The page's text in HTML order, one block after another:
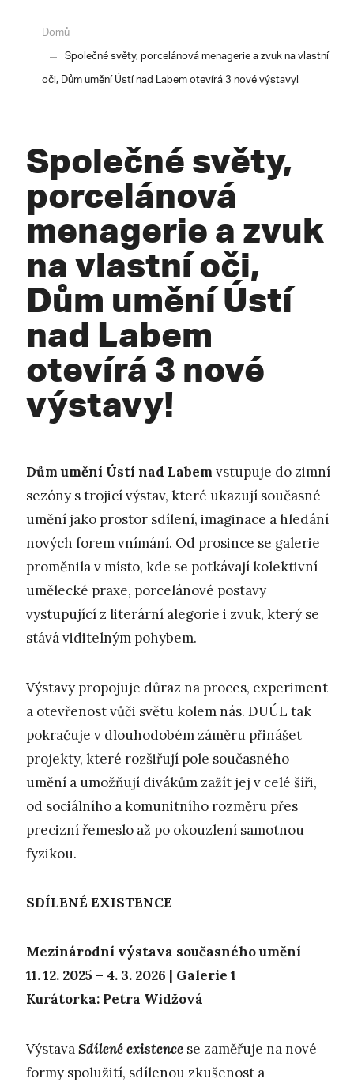
Domů
Společné světy, porcelánová menagerie a zvuk na vlastní
oči, Dům umění Ústí nad Labem otevírá 3 nové výstavy!
Společné světy,
porcelánová
menagerie a zvuk
na vlastní oči,
Dům umění Ústí
nad Labem
otevírá 3 nové
výstavy!
Dům umění Ústí nad Labem vstupuje do zimní
sezóny s trojicí výstav, které ukazují současné
umění jako prostor sdílení, imaginace a hledání
nových forem vnímání. Od prosince se galerie
proměnila v místo, kde se potkávají kolektivní
umělecké praxe, porcelánové postavy
vystupující z literární alegorie i zvuk, který se
stává viditelným pohybem.
Výstavy propojuje důraz na proces, experiment
a otevřenost vůči světu kolem nás. DUÚL tak
pokračuje v dlouhodobém záměru přinášet
projekty, které rozšiřují pole současného
umění a umožňují divákům zažít jej v celé šíři,
od sociálního a komunitního rozměru přes
precizní řemeslo až po okouzlení samotnou
fyzikou.
SDÍLENÉ EXISTENCE
Mezinárodní výstava současného umění
11. 12. 2025 – 4. 3. 2026 | Galerie 1
Kurátorka: Petra Widžová
VýstavaSdílené existence se zaměřuje na nové
formy spolužití, sdílenou zkušenost a